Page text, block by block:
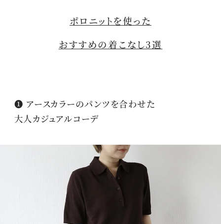
ポロニットを使った
おすすめの着こなし3選
❶ アースカラーのパンツを合わせた
大人カジュアルコーデ